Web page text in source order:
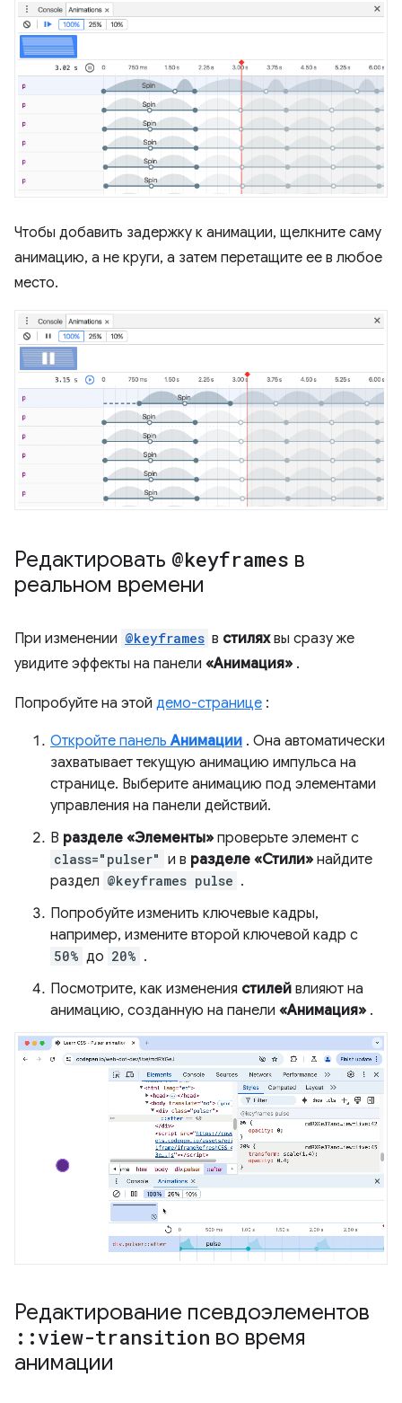
Чтобы добавить задержку к анимации, щелкните саму
анимацию, а не круги, а затем перетащите ее в любое
место.
Редактировать @keyframes в
реальном времени
При изменении @keyframes в стиляхвы сразу же
увидите эффекты на панели «Анимация» .
Попробуйте на этой демо-странице :
Откройте панельАнимации . Она автоматически
захватывает текущую анимацию импульса на
странице. Выберите анимацию под элементами
управления на панели действий.
В разделе «Элементы» проверьте элемент с
class="pulser" и в разделе «Стили» найдите
раздел @keyframes pulse .
Попробуйте изменить ключевые кадры,
например, измените второй ключевой кадр с
50% до 20% .
Посмотрите, как изменения стилей влияют на
анимацию, созданную на панели «Анимация» .
Редактирование псевдоэлементов
::view-transition во время
анимации